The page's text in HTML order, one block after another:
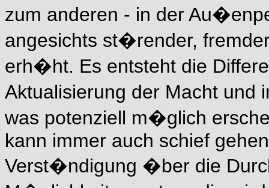
zum anderen - in der
angesichts st�render,
erh�ht. Es entsteht die
Aktualisierung der Macht
was potenziell m�glich
kann immer auch schief
Verst�ndigung �ber die